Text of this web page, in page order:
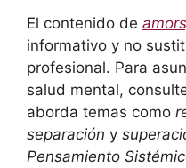
El contenido de
informativo y no
profesional. Para
salud mental,
aborda temas como
separación y
Pensamiento